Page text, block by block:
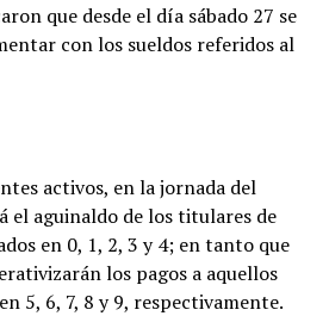
que desde el día sábado 27 se
con los sueldos referidos al
activos, en la jornada del
el aguinaldo de los titulares de
en 0, 1, 2, 3 y 4; en tanto que
los pagos a aquellos
5, 6, 7, 8 y 9, respectivamente.